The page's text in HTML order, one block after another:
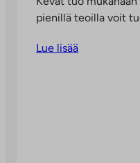
pienillä teoilla voit
Lue lisää